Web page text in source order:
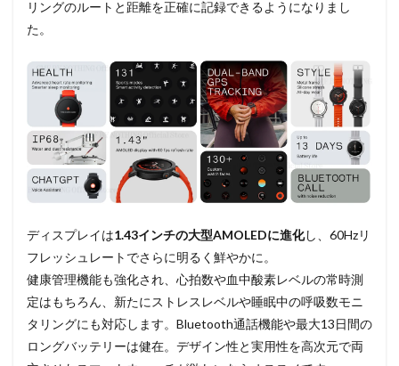
リングのルートと距離を正確に記録できるようになりまし
た。
ディスプレイは1.43インチの大型AMOLEDに進化し、60Hzリ
フレッシュレートでさらに明るく鮮やかに。
健康管理機能も強化され、心拍数や血中酸素レベルの常時測
定はもちろん、新たにストレスレベルや睡眠中の呼吸数モニ
タリングにも対応します。Bluetooth通話機能や最大13日間の
ロングバッテリーは健在。デザイン性と実用性を高次元で両